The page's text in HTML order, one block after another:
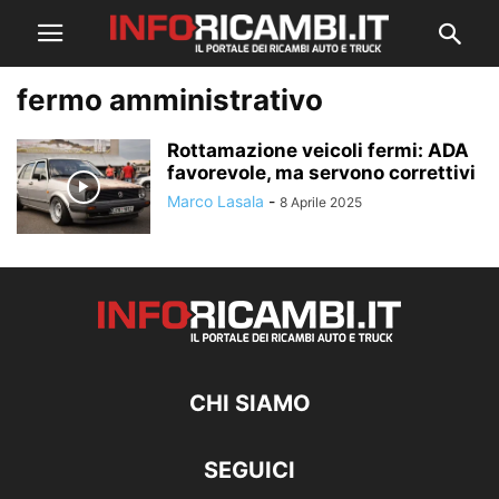
fermo amministrativo
Rottamazione veicoli fermi: ADA
favorevole, ma servono correttivi
Marco Lasala - 8 Aprile 2025
CHI SIAMO
SEGUICI